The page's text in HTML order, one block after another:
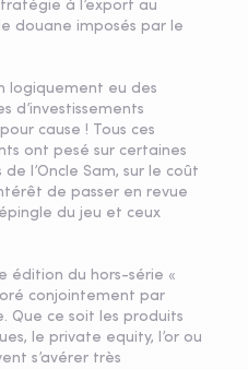
à l’export au
douane imposés par le
logiquement eu des
d’investissements
cause ! Tous ces
ont pesé sur certaines
l’Oncle Sam, sur le coût
de passer en revue
du jeu et ceux
édition du hors-série «
conjointement par
Que ce soit les produits
le private equity, l’or ou
s’avérer très